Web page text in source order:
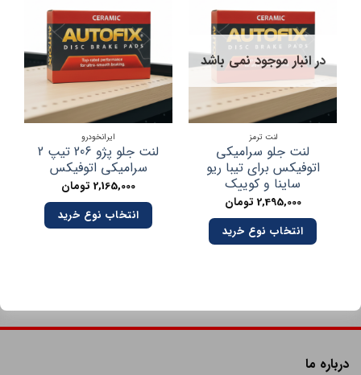
در انبار موجود نمی باشد
لنت ترمز
لنت جلو سرامیکی
اتوفیکس برای تیبا ریو
ساینا و کوییک
2,495,000تومان
انتخاب نوع خرید
ایرانخودرو
لنت جلو پژو 206 تیپ 2
سرامیکی اتوفیکس
2,165,000تومان
انتخاب نوع خرید
درباره ما